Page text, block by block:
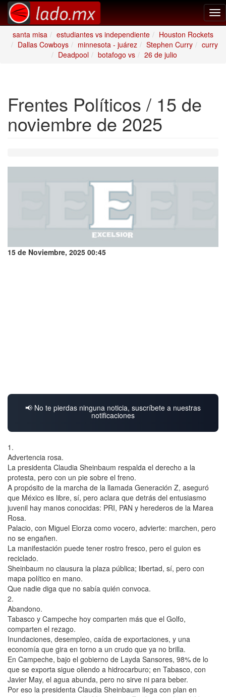
santa misa
estudiantes vs independiente
Houston Rockets
Dallas Cowboys
minnesota - juárez Stephen Curry
curry
Deadpool
botafogo vs 26 de julio
Frentes Políticos / 15 de
noviembre de 2025
15 de Noviembre, 2025 00:45
📢 No te pierdas ninguna noticia, suscríbete a nuestras
notificaciones
1.
Advertencia rosa.
La presidenta Claudia Sheinbaum respalda el derecho a la
protesta, pero con un pie sobre el freno.
A propósito de la marcha de la llamada Generación Z, aseguró
que México es libre, sí, pero aclara que detrás del entusiasmo
juvenil hay manos conocidas: PRI, PAN y herederos de la Marea
Rosa.
Palacio, con Miguel Elorza como vocero, advierte: marchen, pero
no se engañen.
La manifestación puede tener rostro fresco, pero el guion es
reciclado.
Sheinbaum no clausura la plaza pública; libertad, sí, pero con
mapa político en mano.
Que nadie diga que no sabía quién convoca.
2.
Abandono.
Tabasco y Campeche hoy comparten más que el Golfo,
comparten el rezago.
Inundaciones, desempleo, caída de exportaciones, y una
economía que gira en torno a un crudo que ya no brilla.
En Campeche, bajo el gobierno de Layda Sansores, 98% de lo
que se exporta sigue oliendo a hidrocarburo; en Tabasco, con
Javier May, el agua abunda, pero no sirve ni para beber.
Por eso la presidenta Claudia Sheinbaum llega con plan en